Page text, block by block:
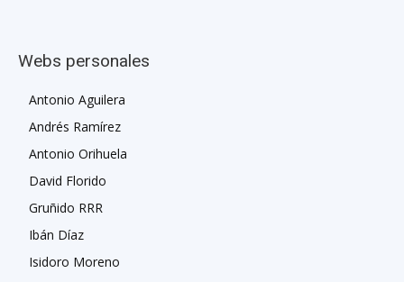
Webs personales
Antonio Aguilera
Andrés Ramírez
Antonio Orihuela
David Florido
Gruñido RRR
Ibán Díaz
Isidoro Moreno